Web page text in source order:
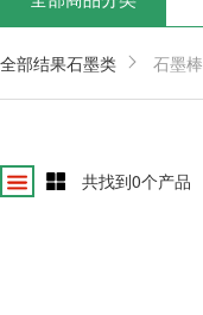
全部结果石墨类 石墨棒
共找到0个产品